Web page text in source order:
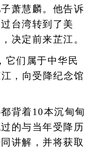
萧慧麟。他告诉
台湾转到了美
决定前来芷江。
它们属于中华民
，向受降纪念馆
背着10本沉甸甸
的与当年受降历
讲解，并将获取